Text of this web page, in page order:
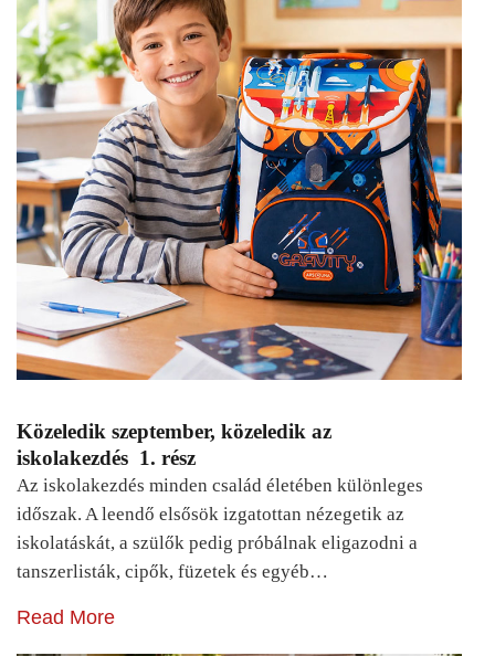
Közeledik szeptember, közeledik az
iskolakezdés 1. rész
Az iskolakezdés minden család életében különleges
időszak. A leendő elsősök izgatottan nézegetik az
iskolatáskát, a szülők pedig próbálnak eligazodni a
tanszerlisták, cipők, füzetek és egyéb…
Read More